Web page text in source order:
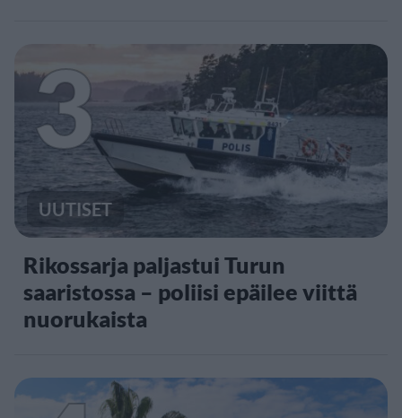
3
UUTISET
Rikossarja paljastui Turun
saaristossa – poliisi epäilee viittä
nuorukaista